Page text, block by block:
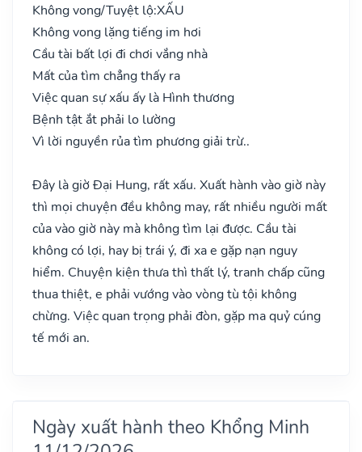
Không vong/Tuyệt lộ:XẤU
Không vong lặng tiếng im hơi
Cầu tài bất lợi đi chơi vắng nhà
Mất của tìm chẳng thấy ra
Việc quan sự xấu ấy là Hình thương
Bệnh tật ắt phải lo lường
Vì lời nguyền rủa tìm phương giải trừ..
Đây là giờ Đại Hung, rất xấu. Xuất hành vào giờ này
thì mọi chuyện đều không may, rất nhiều người mất
của vào giờ này mà không tìm lại được. Cầu tài
không có lợi, hay bị trái ý, đi xa e gặp nạn nguy
hiểm. Chuyện kiện thưa thì thất lý, tranh chấp cũng
thua thiệt, e phải vướng vào vòng tù tội không
chừng. Việc quan trọng phải đòn, gặp ma quỷ cúng
tế mới an.
Ngày xuất hành theo Khổng Minh